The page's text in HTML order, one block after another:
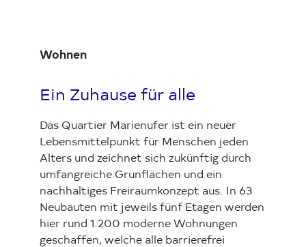
Wohnen
Ein Zuhause für alle
Das Quartier Marienufer ist ein neuer
Lebensmittelpunkt für Menschen jeden
Alters und zeichnet sich zukünftig durch
umfangreiche Grünflächen und ein
nachhaltiges Freiraumkonzept aus. In 63
Neubauten mit jeweils fünf Etagen werden
hier rund 1.200 moderne Wohnungen
geschaffen, welche alle barrierefrei